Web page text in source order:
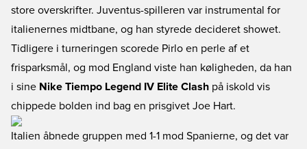
store overskrifter. Juventus-spilleren var instrumental for
italienernes midtbane, og han styrede decideret showet.
Tidligere i turneringen scorede Pirlo en perle af et
frisparksmål, og mod England viste han køligheden, da han
i sine Nike Tiempo Legend IV Elite Clash på iskold vis
chippede bolden ind bag en prisgivet Joe Hart.
Italien åbnede gruppen med 1-1 mod Spanierne, og det var